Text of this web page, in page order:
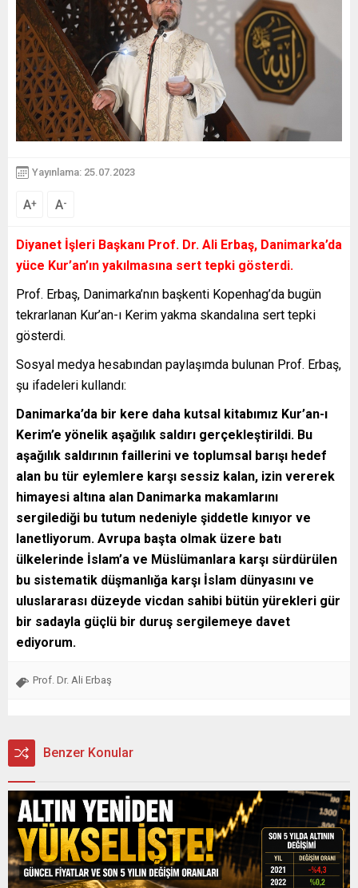
Yayınlama: 25.07.2023
A+ A-
Diyanet İşleri Başkanı Prof. Dr. Ali Erbaş, Danimarka’da
yüce Kur’an’ın yakılmasına sert tepki gösterdi.
Prof. Erbaş, Danimarka’nın başkenti Kopenhag’da bugün
tekrarlanan Kur’an-ı Kerim yakma skandalına sert tepki
gösterdi.
Sosyal medya hesabından paylaşımda bulunan Prof. Erbaş,
şu ifadeleri kullandı:
Danimarka’da bir kere daha kutsal kitabımız Kur’an-ı
Kerim’e yönelik aşağılık saldırı gerçekleştirildi. Bu
aşağılık saldırının faillerini ve toplumsal barışı hedef
alan bu tür eylemlere karşı sessiz kalan, izin vererek
himayesi altına alan Danimarka makamlarını
sergilediği bu tutum nedeniyle şiddetle kınıyor ve
lanetliyorum. Avrupa başta olmak üzere batı
ülkelerinde İslam’a ve Müslümanlara karşı sürdürülen
bu sistematik düşmanlığa karşı İslam dünyasını ve
uluslararası düzeyde vicdan sahibi bütün yürekleri gür
bir sadayla güçlü bir duruş sergilemeye davet
ediyorum.
Prof. Dr. Ali Erbaş
Benzer Konular